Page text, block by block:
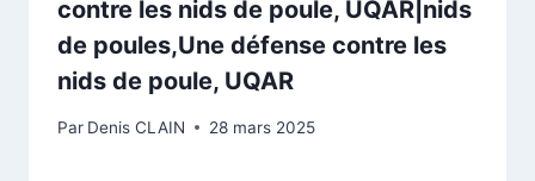
contre les nids de poule, UQAR|nids
de poules,Une défense contre les
nids de poule, UQAR
Par Denis CLAIN 28 mars 2025